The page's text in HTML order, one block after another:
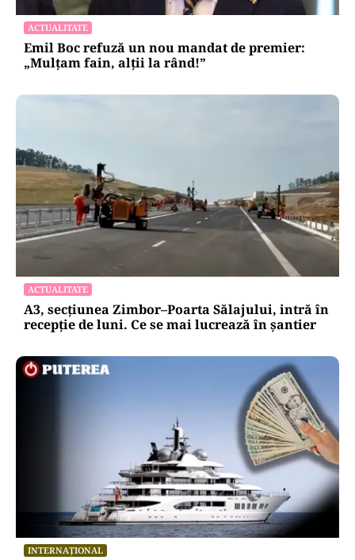
ACTUALITATE
Emil Boc refuză un nou mandat de premier:
„Mulțam fain, alții la rând!”
ACTUALITATE
A3, secțiunea Zimbor–Poarta Sălajului, intră în
recepție de luni. Ce se mai lucrează în șantier
INTERNAȚIONAL